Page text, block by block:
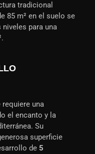
tradicional
85 m² en el suelo se
para una
una
el encanto y la
Su
superficie
de 5